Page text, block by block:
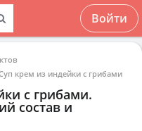
Войти
крем из индейки с грибами
с грибами.
состав и